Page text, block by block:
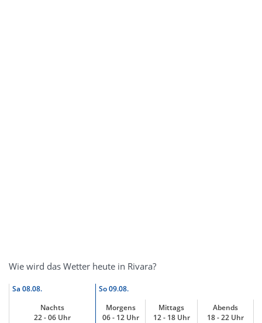
Wie wird das Wetter heute in Rivara?
Sa 08.08. So09.08.
Nachts
22 - 06 Uhr
Morgens
06 - 12 Uhr
Mittags
12 - 18 Uhr
Abends
18 - 22 Uhr